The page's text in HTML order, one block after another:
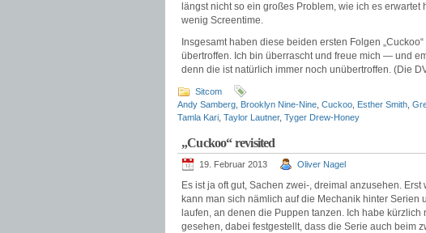
längst nicht so ein großes Problem, wie ich es
wenig Screentime.
Insgesamt haben diese beiden ersten Folgen
übertroffen. Ich bin überrascht und freue mich — und
denn die ist natürlich immer noch unübertroffen. (Die
Sitcom
Andy Samberg Brooklyn Nine-Nine Cuckoo Esther Smith
Tamla Kari Taylor Lautner, Tyger Drew-Honey
„Cuckoo“ revisited
19. Februar 2013 Oliver Nagel
Es ist ja oft gut, Sachen zwei-, dreimal anzusehen.
kann man sich nämlich auf die Mechanik hinter
laufen, an denen die Puppen tanzen. Ich habe kürzlich
gesehen, dabei festgestellt, dass die Serie auch beim